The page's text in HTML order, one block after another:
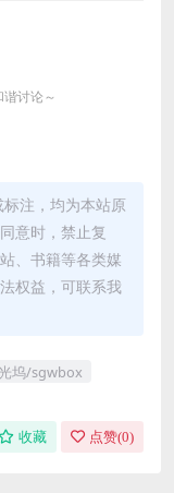
讨论～
注，均为本站原
意时，禁止复
、书籍等各类媒
权益，可联系我
坞/sgwbox
收藏 点赞(0)